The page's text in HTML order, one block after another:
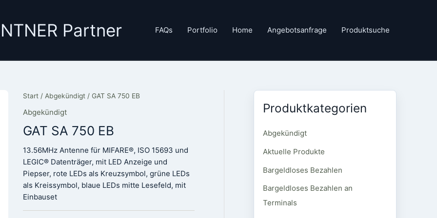
Partner FAQs Portfolio Home Angebotsanfrage Produktsuche
Start / Abgekündigt / GAT SA 750 EB
Abgekündigt
GAT SA 750 EB
13.56MHz Antenne für MIFARE®, ISO 15693 und
LEGIC® Datenträger, mit LED Anzeige und
Piepser, rote LEDs als Kreuzsymbol, grüne LEDs
als Kreissymbol, blaue LEDs mitte Lesefeld, mit
Einbauset
Produktkategorien
Abgekündigt
Aktuelle Produkte
Bargeldloses Bezahlen
Bargeldloses Bezahlen an
Terminals